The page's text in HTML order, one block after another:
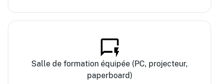
Salle de formation équipée (PC, projecteur,
paperboard)